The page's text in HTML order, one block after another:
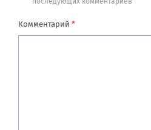
Комментарий *